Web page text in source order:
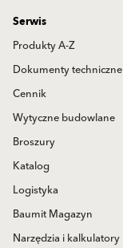
Serwis
Produkty A-Z
Dokumenty techniczne
Cennik
Wytyczne budowlane
Broszury
Katalog
Logistyka
Baumit Magazyn
Narzędzia i kalkulatory